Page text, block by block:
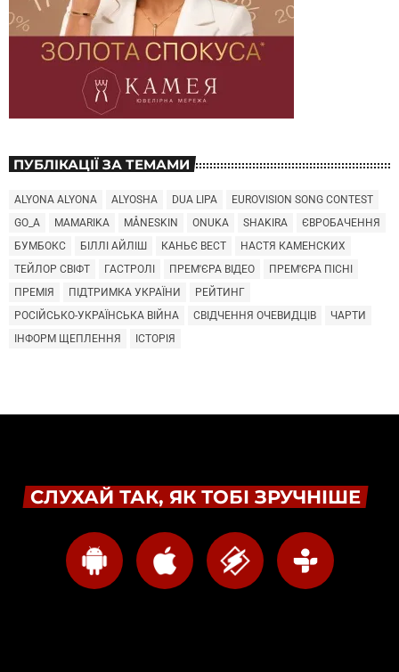
ПУБЛІКАЦІЇ ЗА ТЕМАМИ
ALYONA ALYONA ALYOSHA DUA LIPA
EUROVISION SONG CONTEST
GO_A
MAMARIKA MÅNESKIN ONUKA SHAKIRA
ЄВРОБАЧЕННЯ
БУМБОКС
БІЛЛІ АЙЛІШ КАНЬЄ ВЕСТ
НАСТЯ КАМЕНСКИХ
ТЕЙЛОР СВІФТ
ГАСТРОЛІ ПРЕМ'ЄРА ВІДЕО
ПРЕМ'ЄРА ПІСНІ
ПРЕМІЯ
ПІДТРИМКА УКРАЇНИ
РЕЙТИНГ
РОСІЙСЬКО-УКРАЇНСЬКА ВІЙНА
СВІДЧЕННЯ ОЧЕВИДЦІВ
ЧАРТИ
ІНФОРМ ЩЕПЛЕННЯ
ІСТОРІЯ
СЛУХАЙ ТАК, ЯК ТОБІ ЗРУЧНІШЕ